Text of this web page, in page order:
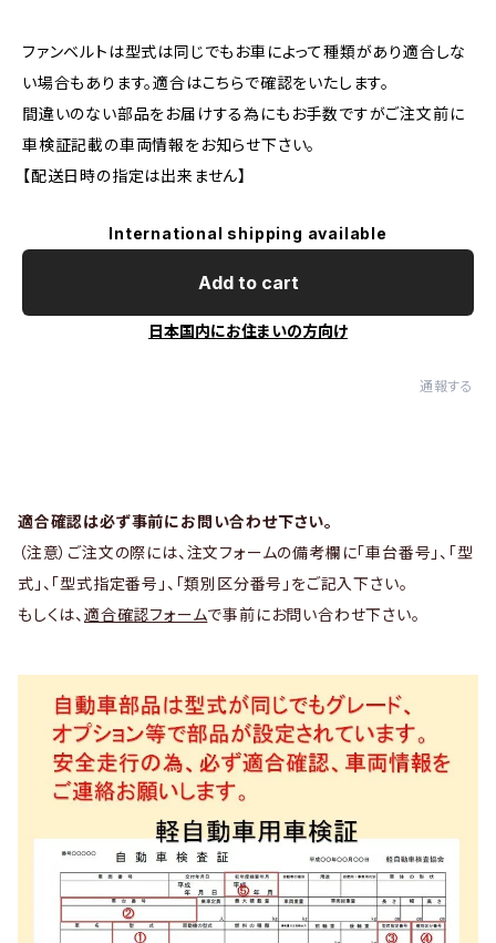
ファンベルトは型式は同じでもお車によって種類があり適合しな
い場合もあります。適合はこちらで確認をいたします。
間違いのない部品をお届けする為にもお手数ですがご注文前に
車検証記載の車両情報をお知らせ下さい。
【配送日時の指定は出来ません】
International shipping available
Add to cart
日本国内にお住まいの方向け
通報する
適合確認は必ず事前にお問い合わせ下さい。
（注意）ご注文の際には、注文フォームの備考欄に「車台番号」、「型
式」、「型式指定番号」、「類別区分番号」をご記入下さい。
もしくは、 適合確認フォームで事前にお問い合わせ下さい。